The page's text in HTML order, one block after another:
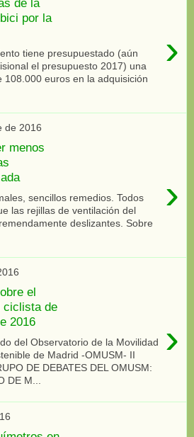
de la
por la
›
tiene presupuestado (aún
el presupuesto 2017) una
108.000 euros en la adquisición
de 2016
menos
›
sencillos remedios. Todos
las rejillas de ventilación del
deslizantes. Sobre
el
ciclista de
2016
›
del Observatorio de la Movilidad
de Madrid -OMUSM- II
DE DEBATES DEL OMUSM:
DE M...